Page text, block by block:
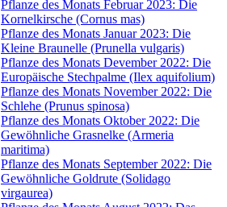
Pflanze des Monats Februar 2023: Die
Kornelkirsche (Cornus mas)
Pflanze des Monats Januar 2023: Die
Kleine Braunelle (Prunella vulgaris)
Pflanze des Monats Devember 2022: Die
Europäische Stechpalme (Ilex aquifolium)
Pflanze des Monats November 2022: Die
Schlehe (Prunus spinosa)
Pflanze des Monats Oktober 2022: Die
Gewöhnliche Grasnelke (Armeria
maritima)
Pflanze des Monats September 2022: Die
Gewöhnliche Goldrute (Solidago
virgaurea)